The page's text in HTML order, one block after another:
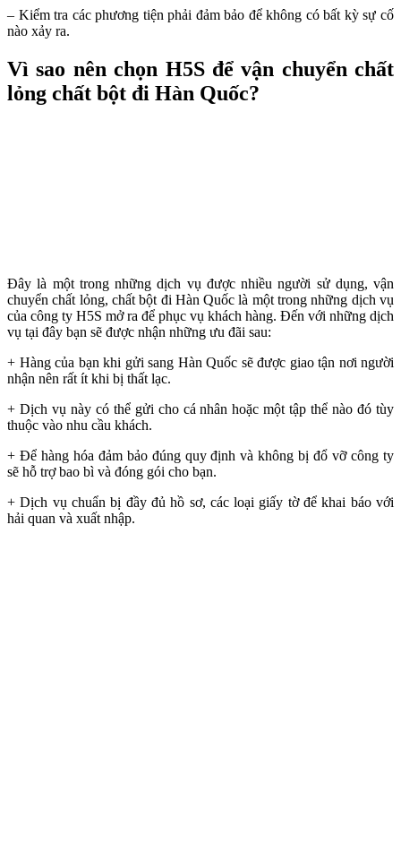
– Kiểm tra các phương tiện phải đảm bảo để không có bất kỳ sự cố
nào xảy ra.
Vì sao nên chọn H5S để vận chuyển chất
lỏng chất bột đi Hàn Quốc?
Đây là một trong những dịch vụ được nhiều người sử dụng, vận
chuyển chất lỏng, chất bột đi Hàn Quốc là một trong những dịch vụ
của công ty H5S mở ra để phục vụ khách hàng. Đến với những dịch
vụ tại đây bạn sẽ được nhận những ưu đãi sau:
+ Hàng của bạn khi gửi sang Hàn Quốc sẽ được giao tận nơi người
nhận nên rất ít khi bị thất lạc.
+ Dịch vụ này có thể gửi cho cá nhân hoặc một tập thể nào đó tùy
thuộc vào nhu cầu khách.
+ Để hàng hóa đảm bảo đúng quy định và không bị đổ vỡ công ty
sẽ hỗ trợ bao bì và đóng gói cho bạn.
+ Dịch vụ chuẩn bị đầy đủ hồ sơ, các loại giấy tờ để khai báo với
hải quan và xuất nhập.